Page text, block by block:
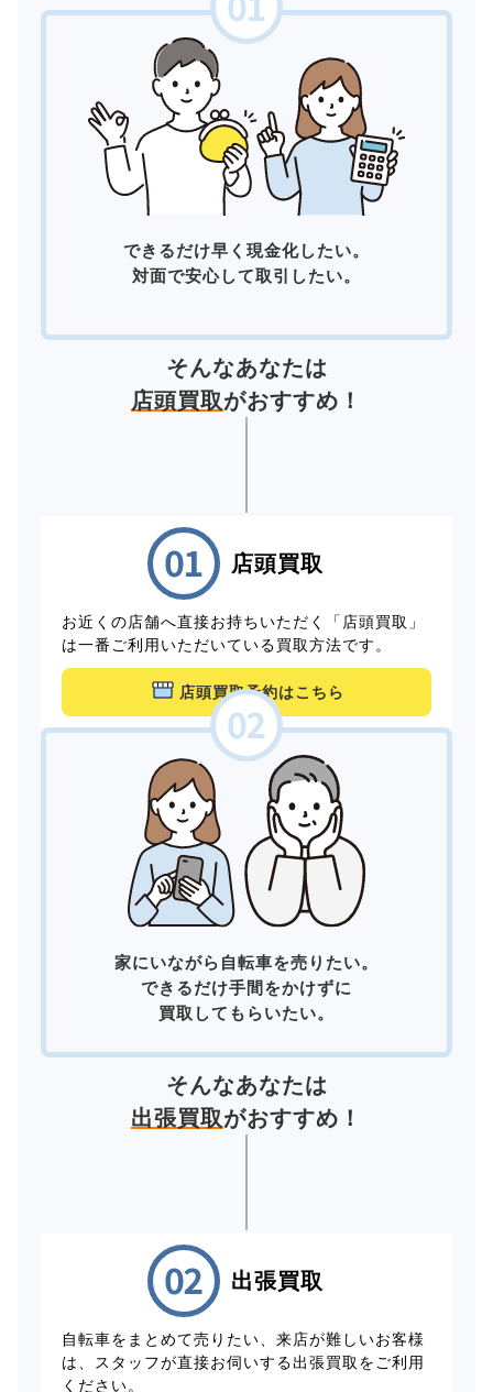
できるだけ早く現金化したい。
対面で安心して取引したい。
そんなあなたは
店頭買取がおすすめ！
店頭買取
お近くの店舗へ直接お持ちいただく「店頭買取」
は一番ご利用いただいている買取方法です。
店頭買取予約はこちら
家にいながら自転車を売りたい。
できるだけ手間をかけずに
買取してもらいたい。
そんなあなたは
出張買取がおすすめ！
出張買取
自転車をまとめて売りたい、来店が難しいお客様
は、スタッフが直接お伺いする出張買取をご利用
ください。